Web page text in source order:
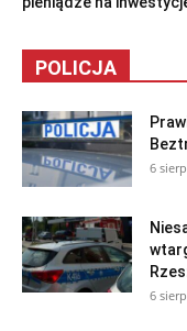
POLICJA
6
6